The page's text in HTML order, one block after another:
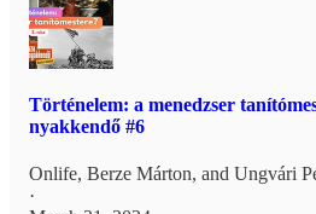
Történelem: a menedzser
nyakkendő #6
Onlife, Berze Márton, and Ungvári
·